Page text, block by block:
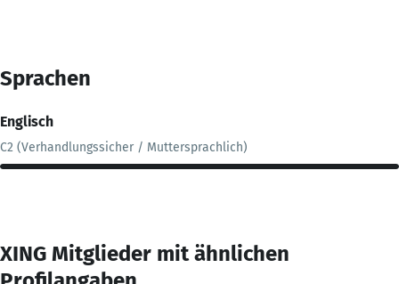
Sprachen
Englisch
C2 (Verhandlungssicher / Muttersprachlich)
XING Mitglieder mit ähnlichen